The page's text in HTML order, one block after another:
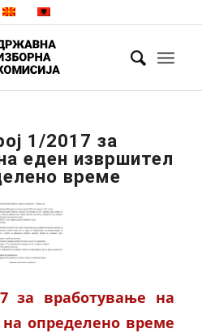
1/2017 за
еден извршител
време
за вработување на
определено време